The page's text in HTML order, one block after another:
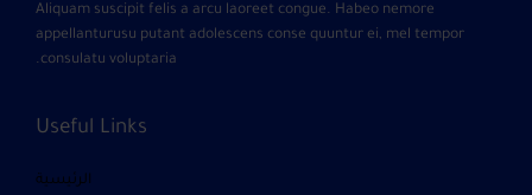
Aliquam suscipit felis a arcu laoreet congue. Habeo nemore
appellanturusu putant adolescens conse quuntur ei, mel tempor
consulatu voluptaria.
Useful Links
الرئيسية